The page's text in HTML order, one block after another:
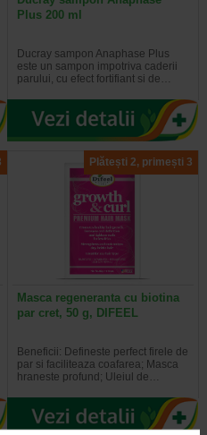
Plus 200 ml
Ducray sampon Anaphase Plus
este un sampon impotriva caderii
parului, cu efect fortifiant si de…
Plătești 2, primești 3
Masca regeneranta cu biotina
par cret, 50 g, DIFEEL
Beneficii: Defineste perfect firele de
par si faciliteaza coafarea; Masca
hraneste profund; Uleiul de…